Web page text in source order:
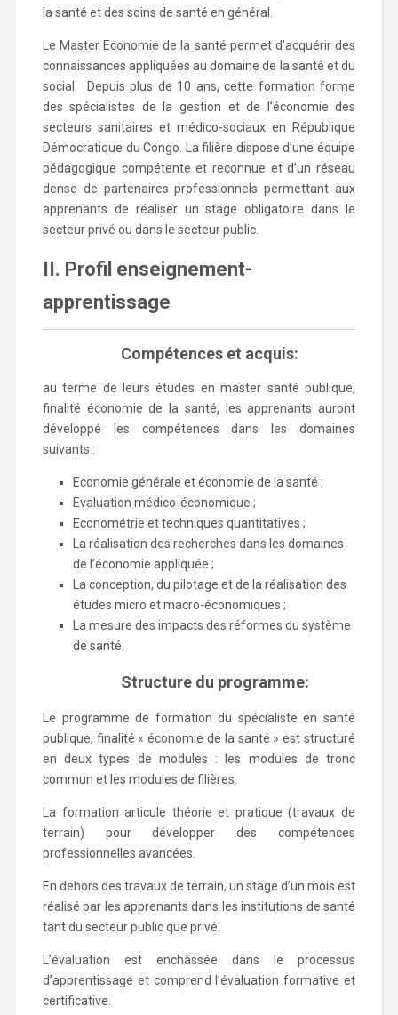
la santé et des soins de santé en général.
Le Master Economie de la santé permet d’acquérir des
connaissances appliquées au domaine de la santé et du
social. Depuis plus de 10 ans, cette formation forme
des spécialistes de la gestion et de l’économie des
secteurs sanitaires et médico-sociaux en République
Démocratique du Congo. La filière dispose d’une équipe
pédagogique compétente et reconnue et d’un réseau
dense de partenaires professionnels permettant aux
apprenants de réaliser un stage obligatoire dans le
secteur privé ou dans le secteur public.
II. Profil enseignement-
apprentissage
Compétences et acquis:
au terme de leurs études en master santé publique,
finalité économie de la santé, les apprenants auront
développé les compétences dans les domaines
suivants :
Economie générale et économie de la santé ;
Evaluation médico-économique ;
Econométrie et techniques quantitatives ;
La réalisation des recherches dans les domaines
de l’économie appliquée ;
La conception, du pilotage et de la réalisation des
études micro et macro-économiques ;
La mesure des impacts des réformes du système
de santé.
Structure du programme:
Le programme de formation du spécialiste en santé
publique, finalité « économie de la santé » est structuré
en deux types de modules : les modules de tronc
commun et les modules de filières.
La formation articule théorie et pratique (travaux de
terrain) pour développer des compétences
professionnelles avancées.
En dehors des travaux de terrain, un stage d’un mois est
réalisé par les apprenants dans les institutions de santé
tant du secteur public que privé.
L’évaluation est enchâssée dans le processus
d’apprentissage et comprend l’évaluation formative et
certificative.